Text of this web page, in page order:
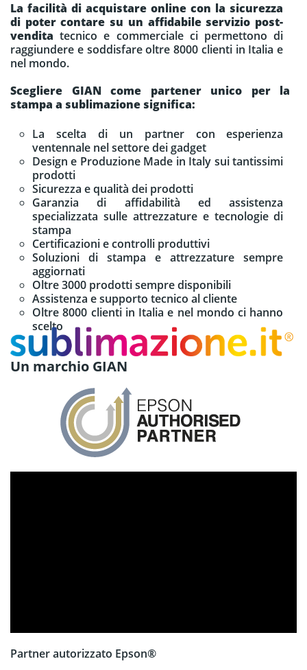
La facilità di acquistare online con la sicurezza
di poter contare su un affidabile servizio post-
vendita tecnico e commerciale ci permettono di
raggiundere e soddisfare oltre 8000 clienti in Italia e
nel mondo.
Scegliere GIAN come partener unico per la
stampa a sublimazione significa:
La scelta di un partner con esperienza
ventennale nel settore dei gadget
Design e Produzione Made in Italy sui tantissimi
prodotti
Sicurezza e qualità dei prodotti
Garanzia di affidabilità ed assistenza
specializzata sulle attrezzature e tecnologie di
stampa
Certificazioni e controlli produttivi
Soluzioni di stampa e attrezzature sempre
aggiornati
Oltre 3000 prodotti sempre disponibili
Assistenza e supporto tecnico al cliente
Oltre 8000 clienti in Italia e nel mondo ci hanno
scelto
Un marchio GIAN
Partner autorizzato Epson®